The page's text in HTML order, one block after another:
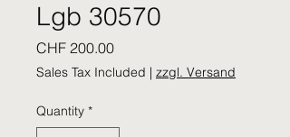
Lgb 30570
CHF 200.00Price
Sales Tax Included | zzgl. Versand
Quantity *